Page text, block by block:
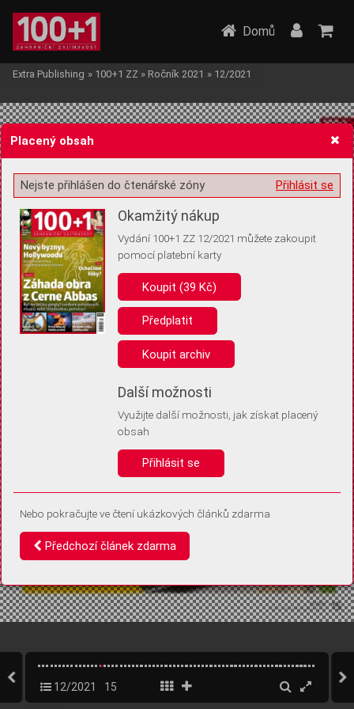
Žádost o souhlas s ukládáním volitelných informací
Pro základní fungování webu nepotřebujeme ukládat žádné informace
(tzv. cookies apod.). Rádi bychom vás ale požádali o souhlas s
uložením volitelných informací:
Anonymní unikátní ID
Díky němu příště poznáme, že se jedná o stejné zařízení, a
Identifikátor je zcela anonymní.
Vaše souhlasy a odmítnutí si ukládáme do vašeho zařízení, abychom se
vás už příště znovu neptali. Můžete je kdykoli později upravit ve Správě
Domů
Extra Publishing » 100+1 ZZ » Ročník 2021 » 12/2021
12/2021 15
Placený obsah
Přihlásit se
Nejste přihlášen do čtenářské zóny
Okamžitý nákup
Vydání 100+1 ZZ 12/2021 můžete zakoupit
pomocí platební karty
Koupit (39 Kč)
Předplatit
Koupit archiv
Další možnosti
Využijte další možnosti, jak získat placený
obsah
Přihlásit se
Nebo pokračujte ve čtení ukázkových článků zdarma
Předchozí článek zdarma